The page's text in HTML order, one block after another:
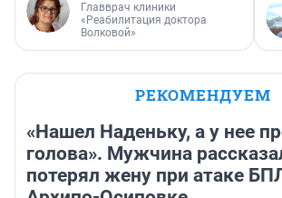
Главврач клиники
«Реабилитация доктора
Волковой»
РЕКОМЕНДУЕМ
«Нашел Наденьку, а у нее
голова». Мужчина
потерял жену при атаке